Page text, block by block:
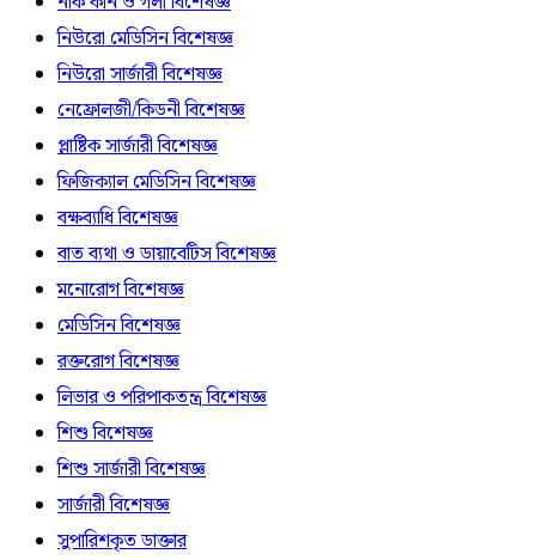
নিউরো মেডিসিন বিশেষজ্ঞ
নিউরো সার্জারী বিশেষজ্ঞ
নেফ্রোলজী/কিডনী বিশেষজ্ঞ
প্লাষ্টিক সার্জারী বিশেষজ্ঞ
ফিজিক্যাল মেডিসিন বিশেষজ্ঞ
বক্ষব্যাধি বিশেষজ্ঞ
বাত ব্যথা ও ডায়াবেটিস বিশেষজ্ঞ
মনোরোগ বিশেষজ্ঞ
মেডিসিন বিশেষজ্ঞ
রক্তরোগ বিশেষজ্ঞ
লিভার ও পরিপাকতন্ত্র বিশেষজ্ঞ
শিশু বিশেষজ্ঞ
শিশু সার্জারী বিশেষজ্ঞ
সার্জারী বিশেষজ্ঞ
সুপারিশকৃত ডাক্তার